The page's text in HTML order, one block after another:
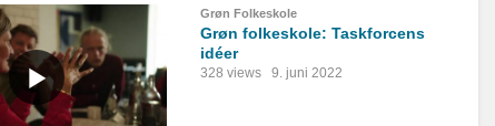
Grøn Folkeskole
Grøn folkeskole: Taskforcens
idéer
328 views 9. juni 2022